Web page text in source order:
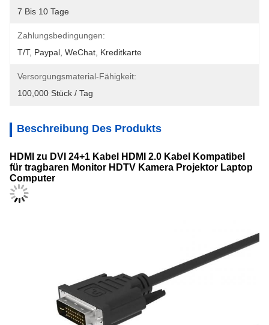
7 Bis 10 Tage
Zahlungsbedingungen:
T/T, Paypal, WeChat, Kreditkarte
Versorgungsmaterial-Fähigkeit:
100,000 Stück / Tag
Beschreibung Des Produkts
HDMI zu DVI 24+1 Kabel HDMI 2.0 Kabel Kompatibel
für tragbaren Monitor HDTV Kamera Projektor Laptop
Computer